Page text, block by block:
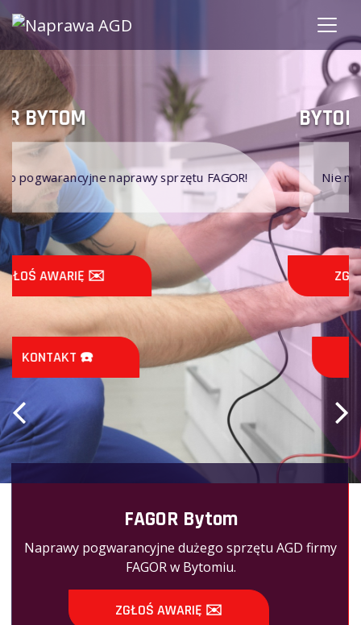
BYTOM FAGOR
Nie naprawiamy sprzętu AGD FAGOR na
ZGŁOŚ AWARIĘ ✉️
KONTAKT ☎️
FAGOR Bytom
Naprawy pogwarancyjne dużego sprzętu AGD firmy
FAGOR w Bytomiu.
ZGŁOŚ AWARIĘ ✉️